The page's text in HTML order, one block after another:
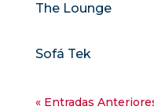
The Lounge
Sofá Tek
« Entradas